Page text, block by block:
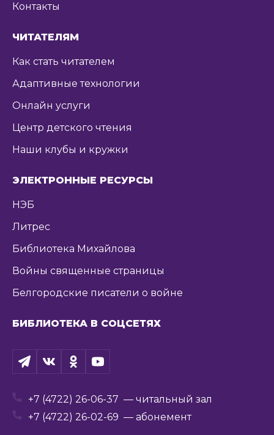
Контакты
ЧИТАТЕЛЯМ
Как стать читателем
Адаптивные технологии
Онлайн услуги
Центр детского чтения
Наши клубы и кружки
ЭЛЕКТРОННЫЕ РЕСУРСЫ
НЭБ
Литрес
Библиотека Михайлова
Войны священные страницы
Белгородские писатели о войне
БИБЛИОТЕКА В СОЦСЕТЯХ
+7 (4722) 26-06-37 — читальный зал
+7 (4722) 26-02-69 — абонемент